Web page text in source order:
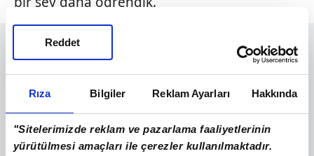
Rıza Bilgiler Reklam Ayarları Hakkında
"Sitelerimizde reklam ve pazarlama faaliyetlerinin
yürütülmesi amaçları ile çerezler kullanılmaktadır.
Reddet